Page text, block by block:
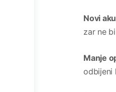
Novi
zar ne
Manje
odbijeni